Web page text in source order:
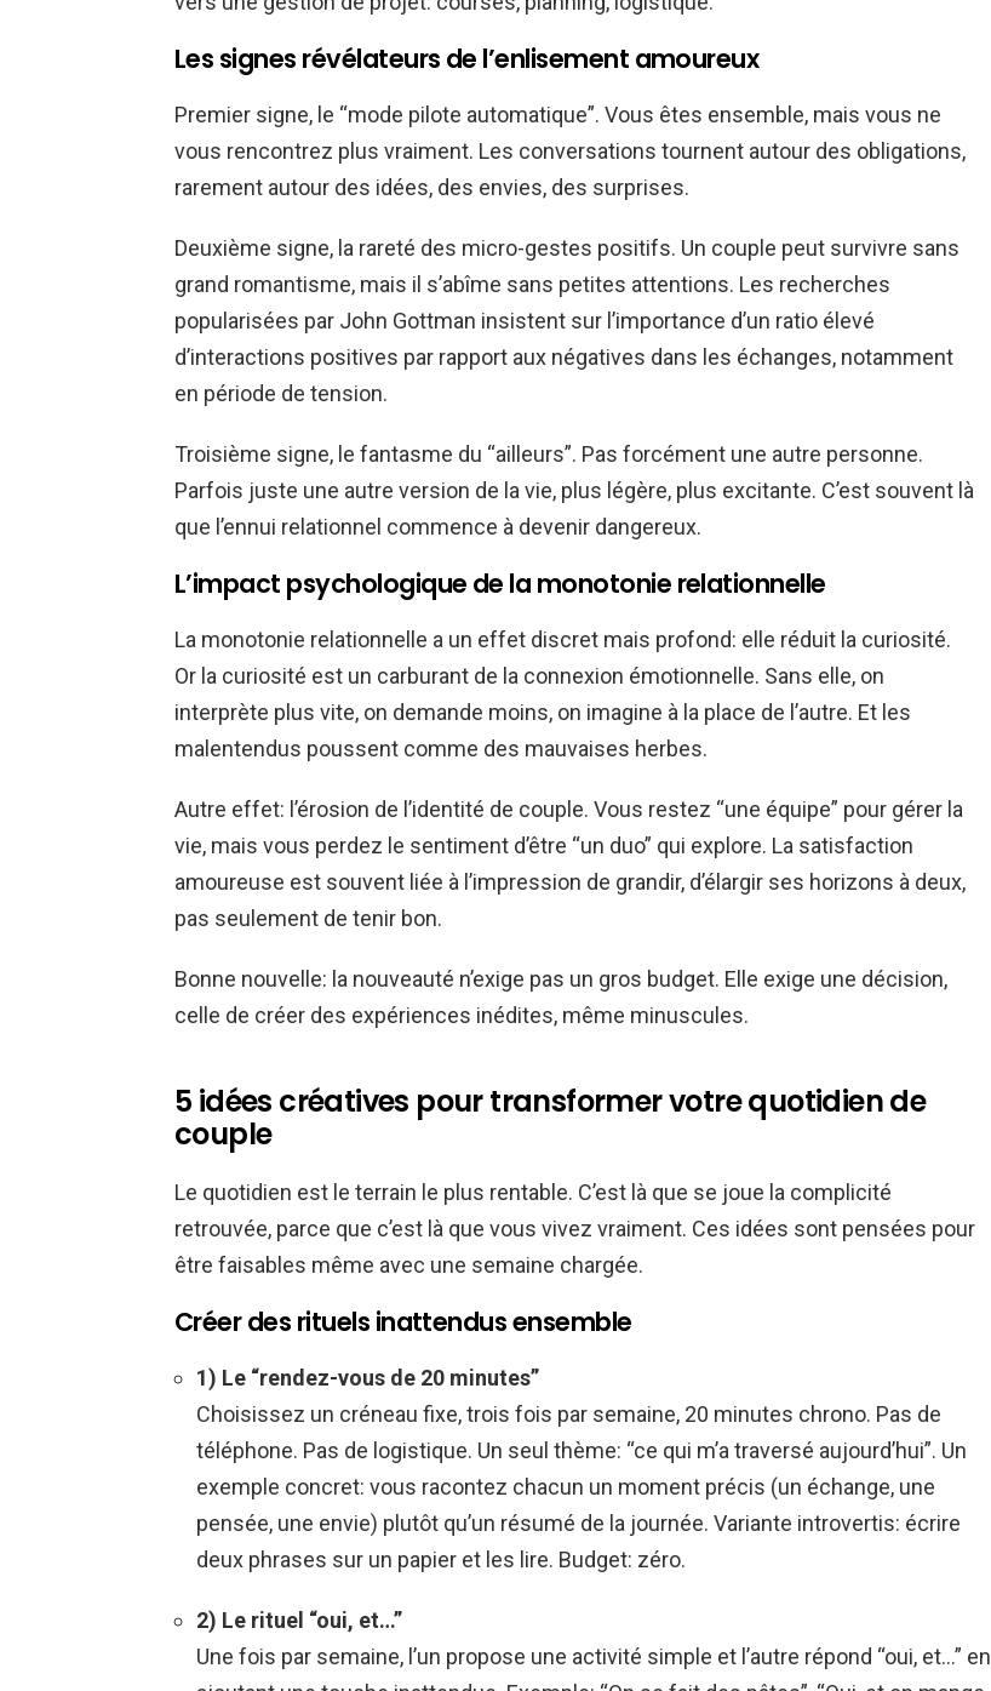
Les signes révélateurs de l’enlisement amoureux
Premier signe, le “mode pilote automatique”. Vous êtes ensemble, mais vous ne
vous rencontrez plus vraiment. Les conversations tournent autour des obligations,
rarement autour des idées, des envies, des surprises.
Deuxième signe, la rareté des micro-gestes positifs. Un couple peut survivre sans
grand romantisme, mais il s’abîme sans petites attentions. Les recherches
popularisées par John Gottman insistent sur l’importance d’un ratio élevé
d’interactions positives par rapport aux négatives dans les échanges, notamment
en période de tension.
Troisième signe, le fantasme du “ailleurs”. Pas forcément une autre personne.
Parfois juste une autre version de la vie, plus légère, plus excitante. C’est souvent là
que l’ennui relationnel commence à devenir dangereux.
L’impact psychologique de la monotonie relationnelle
La monotonie relationnelle a un effet discret mais profond: elle réduit la curiosité.
Or la curiosité est un carburant de la connexion émotionnelle. Sans elle, on
interprète plus vite, on demande moins, on imagine à la place de l’autre. Et les
malentendus poussent comme des mauvaises herbes.
Autre effet: l’érosion de l’identité de couple. Vous restez “une équipe” pour gérer la
vie, mais vous perdez le sentiment d’être “un duo” qui explore. La satisfaction
amoureuse est souvent liée à l’impression de grandir, d’élargir ses horizons à deux,
pas seulement de tenir bon.
Bonne nouvelle: la nouveauté n’exige pas un gros budget. Elle exige une décision,
celle de créer des expériences inédites, même minuscules.
5 idées créatives pour transformer votre quotidien de
couple
Le quotidien est le terrain le plus rentable. C’est là que se joue la complicité
retrouvée, parce que c’est là que vous vivez vraiment. Ces idées sont pensées pour
être faisables même avec une semaine chargée.
Créer des rituels inattendus ensemble
1) Le “rendez-vous de 20 minutes”
Choisissez un créneau fixe, trois fois par semaine, 20 minutes chrono. Pas de
téléphone. Pas de logistique. Un seul thème: “ce qui m’a traversé aujourd’hui”. Un
exemple concret: vous racontez chacun un moment précis (un échange, une
pensée, une envie) plutôt qu’un résumé de la journée. Variante introvertis: écrire
deux phrases sur un papier et les lire. Budget: zéro.
2) Le rituel “oui, et…”
Une fois par semaine, l’un propose une activité simple et l’autre répond “oui, et…” en